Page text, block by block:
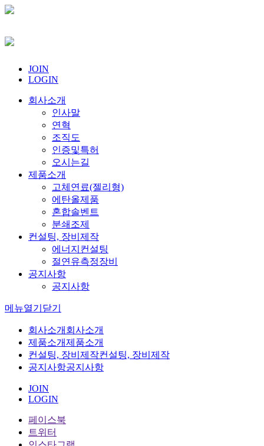
JOIN
LOGIN
회사소개
인사말
연혁
조직도
인증및특허
오시는길
제품소개
고체연료(젤리형)
에탄올제품
혼합솔벤트
분쇄조제
컨설팅, 장비제작
에너지컨설팅
절연유측정장비
공지사항
공지사항
메뉴열기 닫기
회사소개 회사소개
제품소개제품소개
컨설팅, 장비제작컨설팅, 장비제작
공지사항공지사항
JOIN
LOGIN
페이스북
트위터